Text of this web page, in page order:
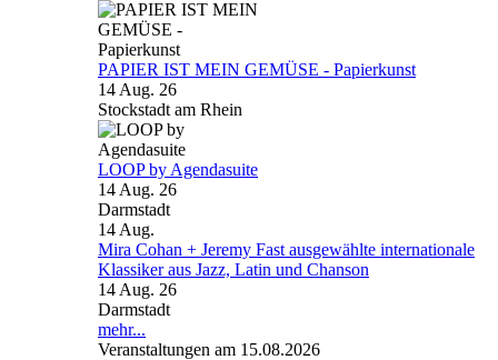
PAPIER IST MEIN GEMÜSE - Papierkunst
14 Aug. 26
Stockstadt am Rhein
LOOP by Agendasuite
14 Aug. 26
Darmstadt
14 Aug.
Mira Cohan + Jeremy Fast ausgewählte internationale
Klassiker aus Jazz, Latin und Chanson
14 Aug. 26
Darmstadt
mehr...
Veranstaltungen am 15.08.2026